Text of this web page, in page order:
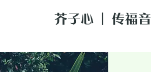
芥子心 | 传福音